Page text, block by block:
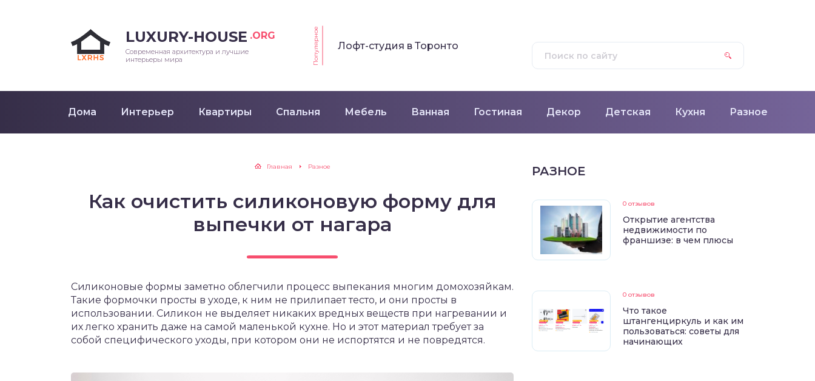
LUXURY-HOUSE .ORG
Современная архитектура и лучшие
интерьеры мира
Популярное Лофт-студия в Торонто
Дома Интерьер Квартиры Спальня Мебель Ванная Гостиная Декор Детская Кухня Разное
Главная Разное
Как очистить силиконовую форму для
выпечки от нагара
Силиконовые формы заметно облегчили процесс выпекания многим домохозяйкам.
Такие формочки просты в уходе, к ним не прилипает тесто, и они просты в
использовании. Силикон не выделяет никаких вредных веществ при нагревании и
их легко хранить даже на самой маленькой кухне. Но и этот материал требует за
собой специфического уходы, при котором они не испортятся и не повредятся.
РАЗНОЕ
0 отзывов
Открытие агентства
недвижимости по
франшизе: в чем плюсы
0 отзывов
Что такое
штангенциркуль и как им
пользоваться: советы для
начинающих